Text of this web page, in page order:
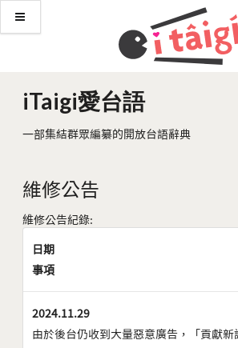
iTaigi愛台語
一部集結群眾編纂的開放台語辭典
維修公告
維修公告紀錄:
日期
事項
2024.11.29
由於後台仍收到大量惡意廣告，「貢獻新